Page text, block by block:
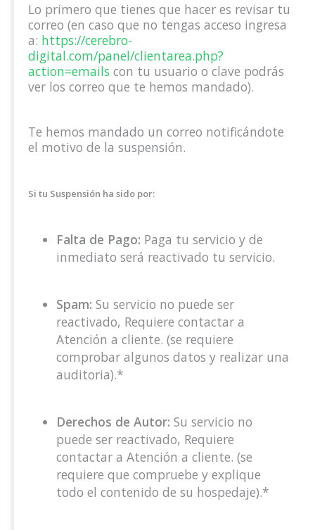
Lo primero que tienes que hacer es revisar tu
correo (en caso que no tengas acceso ingresa
a: https://cerebro-
digital.com/panel/clientarea.php?
action=emails con tu usuario o clave podrás
ver los correo que te hemos mandado).
Te hemos mandado un correo notificándote
el motivo de la suspensión.
Si tu Suspensión ha sido por:
Falta de Pago: Paga tu servicio y de
inmediato será reactivado tu servicio.
Spam: Su servicio no puede ser
reactivado, Requiere contactar a
Atención a cliente. (se requiere
comprobar algunos datos y realizar una
auditoria).*
Derechos de Autor: Su servicio no
puede ser reactivado, Requiere
contactar a Atención a cliente. (se
requiere que compruebe y explique
todo el contenido de su hospedaje).*